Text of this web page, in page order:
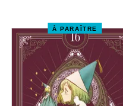
À PARAÎTRE